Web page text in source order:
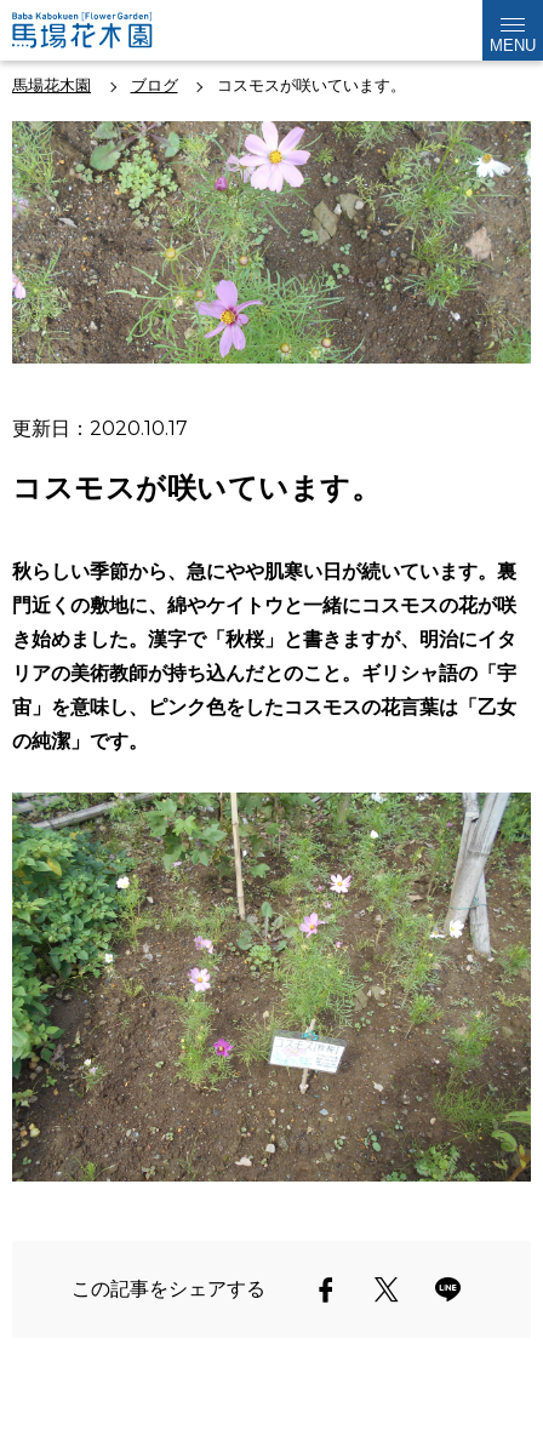
MENU
馬場花木園 ブログ コスモスが咲いています。
更新日：2020.10.17
コスモスが咲いています。
秋らしい季節から、急にやや肌寒い日が続いています。裏
門近くの敷地に、綿やケイトウと一緒にコスモスの花が咲
き始めました。漢字で「秋桜」と書きますが、明治にイタ
リアの美術教師が持ち込んだとのこと。ギリシャ語の「宇
宙」を意味し、ピンク色をしたコスモスの花言葉は「乙女
の純潔」です。
この記事をシェアする